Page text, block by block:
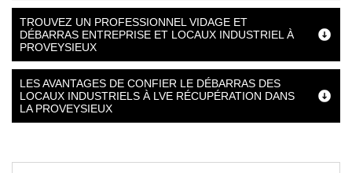
TROUVEZ UN PROFESSIONNEL VIDAGE ET
DÉBARRAS ENTREPRISE ET LOCAUX INDUSTRIEL À
PROVEYSIEUX
LES AVANTAGES DE CONFIER LE DÉBARRAS DES
LOCAUX INDUSTRIELS À LVE RÉCUPÉRATION DANS
LA PROVEYSIEUX